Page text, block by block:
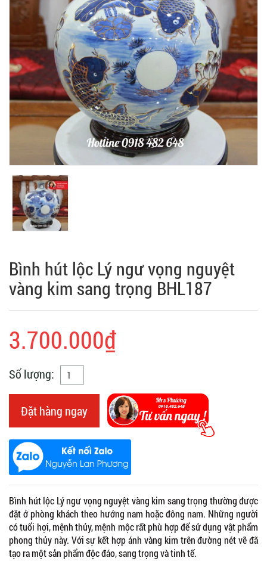
Bình hút lộc Lý ngư vọng nguyệt
vàng kim sang trọng BHL187
3.700.000₫
Số lượng:
Đặt hàng ngay
Bình hút lộc Lý ngư vọng nguyệt vàng kim sang trọng thường được
đặt ở phòng khách theo hướng nam hoặc đông nam. Những người
có tuổi hợi, mệnh thủy, mệnh mộc rất phù hợp để sử dụng vật phẩm
phong thủy này. Với sự kết hợp ánh vàng kim trên đường nét vẽ đã
tạo ra một sản phẩm độc đáo, sang trọng và tinh tế.